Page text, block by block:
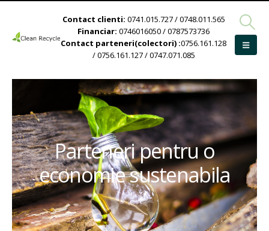
Contact clienti: 0741.015.727 / 0748.011.565
Financiar: 0746016050 / 0787573736
Contact parteneri(colectori) :0756.161.128
/ 0756.161.127 / 0747.071.085
Parteneri pentru o
economie sustenabila